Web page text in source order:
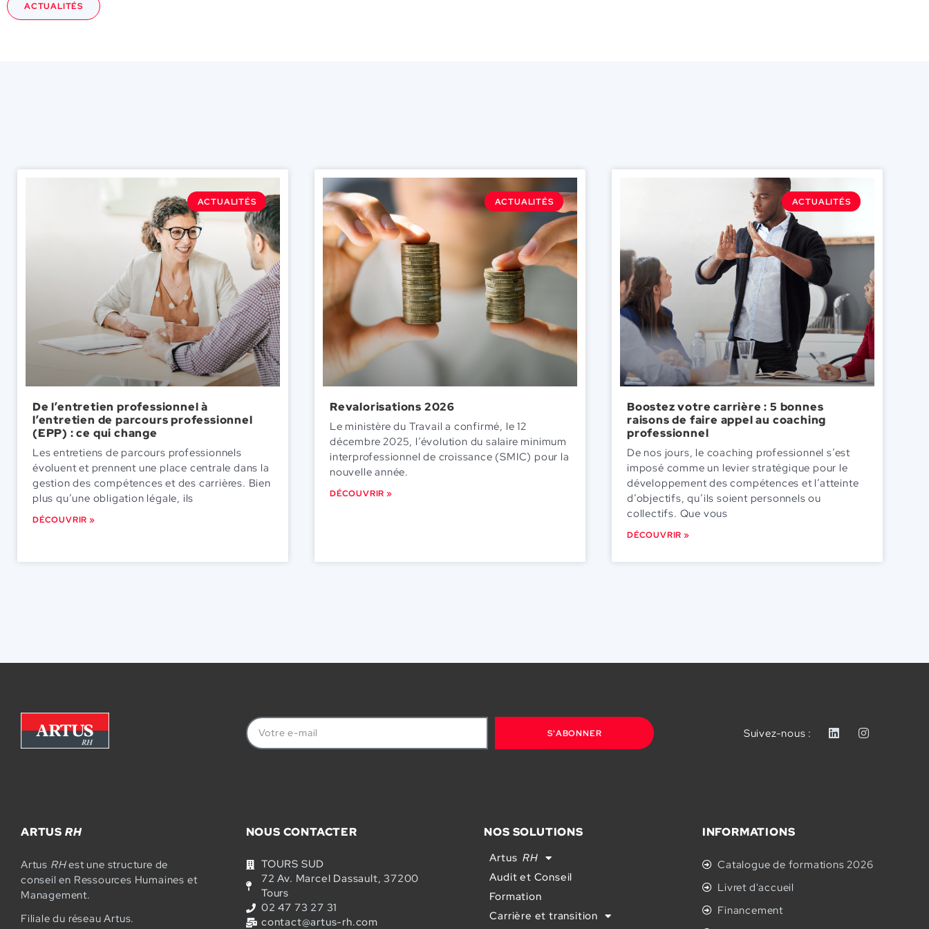
ACTUALITÉS
ACTUALITÉS
De l’entretien professionnel à
l’entretien de parcours professionnel
(EPP) : ce qui change
Les entretiens de parcours professionnels
évoluent et prennent une place centrale dans la
gestion des compétences et des carrières. Bien
plus qu’une obligation légale, ils
DÉCOUVRIR »
ACTUALITÉS
Revalorisations 2026
Le ministère du Travail a confirmé, le 12
décembre 2025, l’évolution du salaire minimum
interprofessionnel de croissance (SMIC) pour la
nouvelle année.
DÉCOUVRIR »
ACTUALITÉS
Boostez votre carrière : 5 bonnes
raisons de faire appel au coaching
professionnel
De nos jours, le coaching professionnel s’est
imposé comme un levier stratégique pour le
développement des compétences et l’atteinte
d’objectifs, qu’ils soient personnels ou
collectifs. Que vous
DÉCOUVRIR »
S'ABONNER Suivez-nous :
ARTUS RH
Artus RHest une structure de
conseil en Ressources Humaines et
Management.
Filiale du réseau Artus.
NOUS CONTACTER
TOURS SUD
72 Av. Marcel Dassault, 37200
Tours
02 47 73 27 31
contact@artus-rh.com
NOS SOLUTIONS
ArtusRH
Audit et Conseil
Formation
Carrière et transition
INFORMATIONS
Catalogue de formations 2026
Livret d'accueil
Financement